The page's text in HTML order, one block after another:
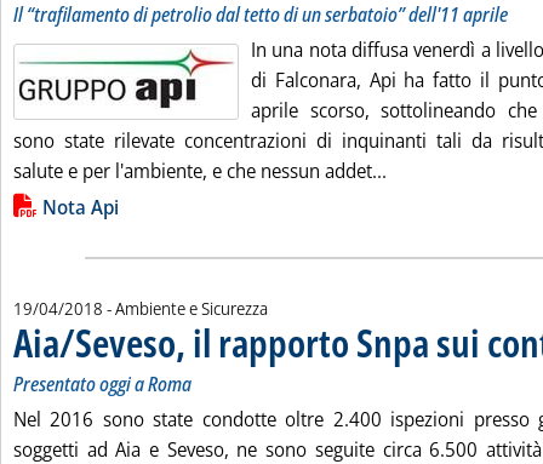
Il “trafilamento di petrolio dal tetto di un serbatoio” dell'11 aprile
In una nota diffusa venerdì a
di Falconara, Api ha fatto il
aprile scorso, sottolineando
sono state rilevate concentrazioni di inquinanti tali da
salute e per l'ambiente, e che nessun addet...
Lista allegati PDF alla notizia
Nota Api
19/04/2018 - Ambiente e Sicurezza
Aia/Seveso, il rapporto Snpa sui
Presentato oggi a Roma
Nel 2016 sono state condotte oltre 2.400 ispezioni
soggetti ad Aia e Seveso, ne sono seguite circa 6.500